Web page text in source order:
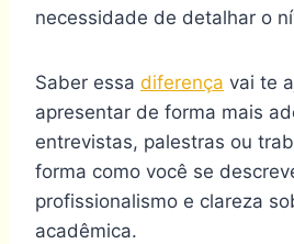
necessidade de detalhar o
Saber essa diferença vai te
apresentar de forma mais
entrevistas, palestras ou
forma como você se
profissionalismo e clareza
acadêmica.